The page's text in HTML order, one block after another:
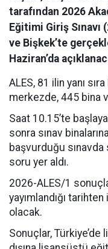
tarafından 2026
Eğitimi Giriş
ve Bişkek’te
Haziran’da
ALES, 81 ilin yanı
merkezde, 445 bina
Saat 10.15’te
sonra sınav
başvurduğu
soru yer aldı.
2026-ALES/1
yayımlandığı
olacak.
Sonuçlar,